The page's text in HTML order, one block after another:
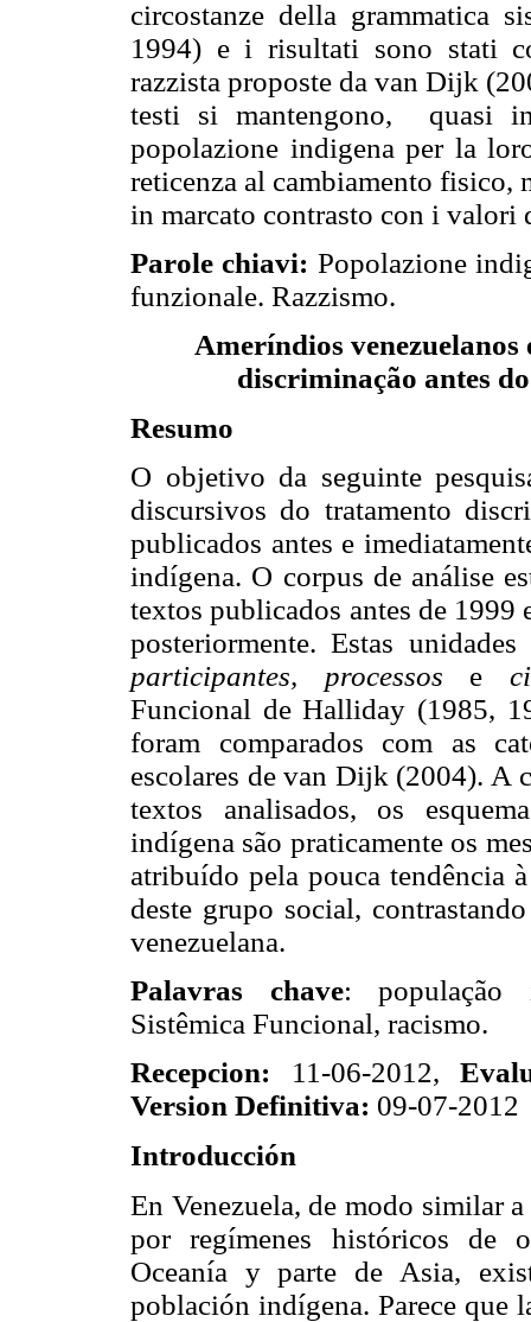
circostanze della grammatica
1994) e i risultati sono stati
razzista proposte da van Dijk
testi si mantengono, quasi
popolazione indigena per la
reticenza al cambiamento fisico,
in marcato contrasto con i valori
Parole chiavi: Popolazione
funzionale. Razzismo.
Ameríndios venezuelanos
discriminação antes
Resumo
O objetivo da seguinte
discursivos do tratamento
publicados antes e
indígena. O corpus de análise
textos publicados antes de
posteriormente. Estas
participantes, processos e
Funcional de Halliday (1985,
foram comparados com as
escolares de van Dijk (2004). A
textos analisados, os
indígena são praticamente os
atribuído pela pouca tendência
deste grupo social,
venezuelana.
Palavras chave: população
Sistêmica Funcional, racismo.
Recepcion: 11-06-2012,
Version Definitiva: 09-07-2012
Introducción
En Venezuela, de modo similar
por regímenes históricos de
Oceanía y parte de Asia,
población indígena. Parece que